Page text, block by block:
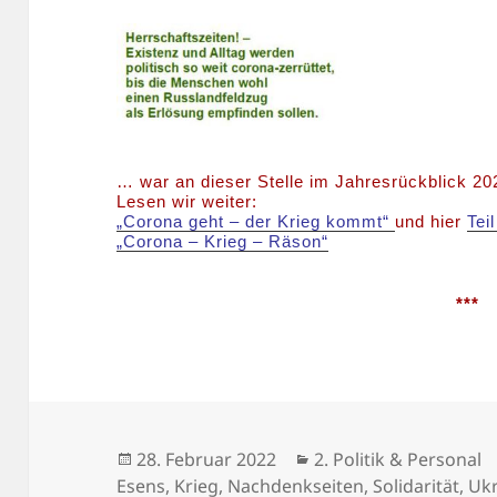
… war an dieser Stelle im Jahresrückblick
Lesen wir weiter:
„Corona geht – der Krieg kommt“ und hier
„Corona – Krieg – Räson“
***
Veröffentlicht
am
28. Februar 2022 Kategorien
2. Politik & Personal
Esens, Krieg, Nachdenkseiten, Solidarität,